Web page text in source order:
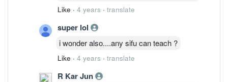
Like · 4 years · translate
super lol
i wonder also....any sifu can teach ?
Like · 4 years · translate
R Kar Jun